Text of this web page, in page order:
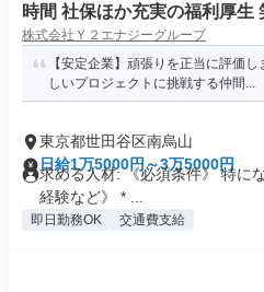
時間 社保ほか充実の福利厚生
株式会社Ｙ２エナジーグループ
【安定企業】頑張りを正当に評価
しいプロジェクトに挑戦する仲間...
東京都世田谷区南烏山
日給1万5000円～3万5000円
求める人材: 《必須条件》 ​特に
経験など》 * ...
即日勤務OK 交通費支給